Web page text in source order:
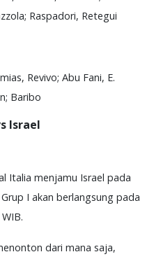
Raspadori, Retegui
Revivo; Abu Fani, E.
Baribo
Israel
Italia menjamu Israel pada
I akan berlangsung pada
dari mana saja,